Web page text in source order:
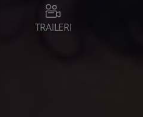
TRAILERI